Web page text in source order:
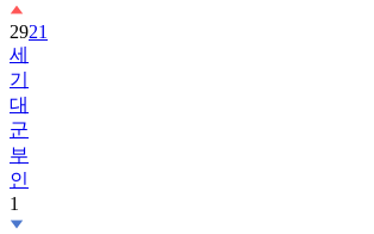
2921
세
기
대
군
부
인
1